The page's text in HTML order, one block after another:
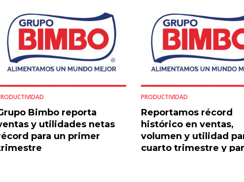
Bimbo reporta
y utilidades netas
para un primer
PRODUCTIVIDAD
Reportamos récord
histórico en ventas,
volumen y utilidad
cuarto trimestre y